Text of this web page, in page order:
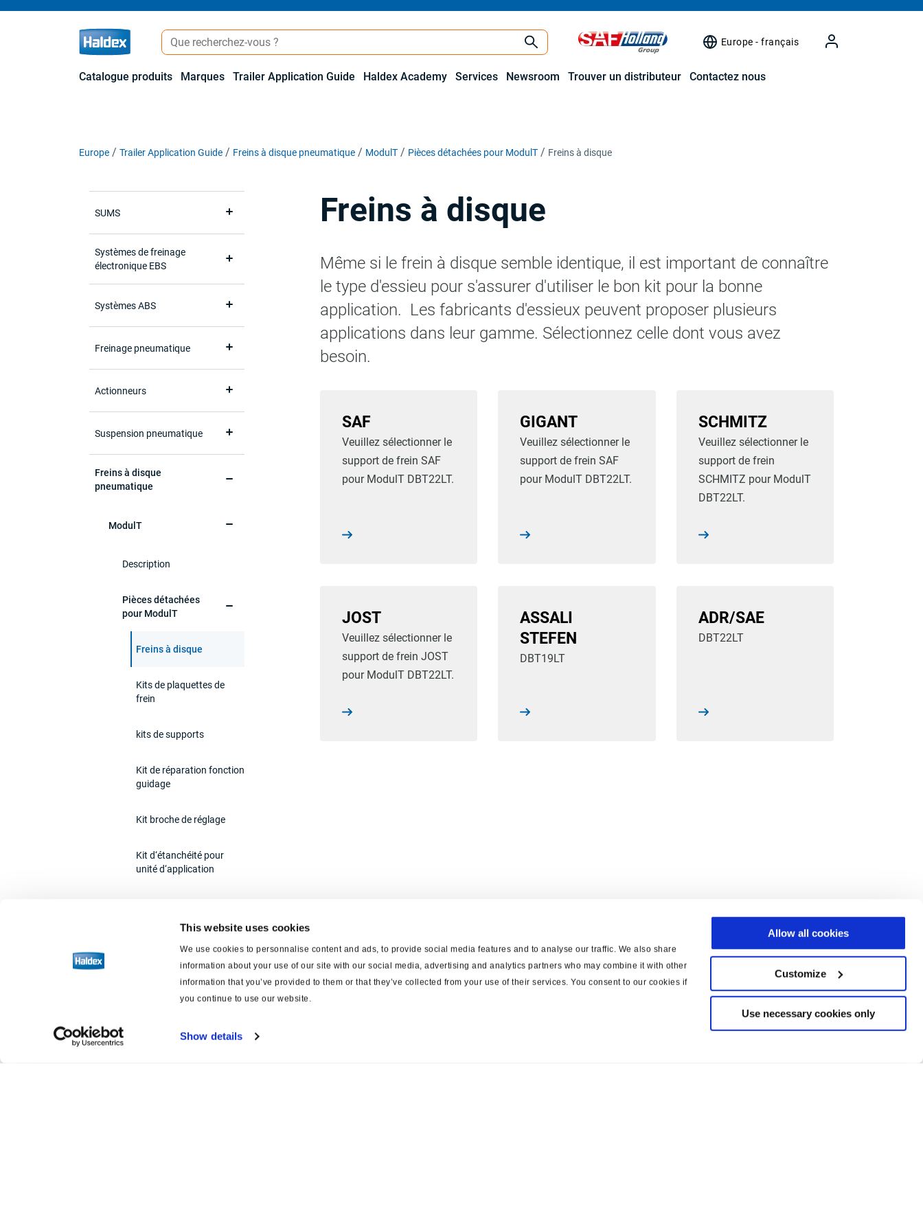
This website uses cookies
We use cookies to personnalise content and ads, to provide social media features and to analyse our traffic. We also share
information about your use of our site with our social media, advertising and analytics partners who may combine it with other
information that you’ve provided to them or that they’ve collected from your use of their services. You consent to our cookies if
you continue to use our website.
Show details
Allow all cookies
Customize
Use necessary cookies only
Europe - français
Catalogue produits Marques Trailer Application Guide Haldex Academy Services Newsroom Trouver un distributeur Contactez nous
Europe Trailer Application Guide Freins à disque pneumatique ModulT Pièces détachées pour ModulT Freins à disque
SUMS
Systèmes de freinage
électronique EBS
Systèmes ABS
Freinage pneumatique
Actionneurs
Suspension pneumatique
Freins à disque
pneumatique
ModulT
Description
Pièces détachées
pour ModulT
Freins à disque
Kits de plaquettes de
frein
kits de supports
Kit de réparation fonction
guidage
Kit broche de réglage
Kit d‘étanchéité pour
unité d‘application
Documentation
Freins à disque
Même si le frein à disque semble identique, il est important de connaître
le type d'essieu pour s'assurer d'utiliser le bon kit pour la bonne
application. Les fabricants d'essieux peuvent proposer plusieurs
applications dans leur gamme. Sélectionnez celle dont vous avez
besoin.
SAF
Veuillez sélectionner le
support de frein SAF
pour ModulT DBT22LT.
GIGANT
Veuillez sélectionner le
support de frein SAF
pour ModulT DBT22LT.
SCHMITZ
Veuillez sélectionner le
support de frein
SCHMITZ pour ModulT
DBT22LT.
JOST
Veuillez sélectionner le
support de frein JOST
pour ModulT DBT22LT.
ASSALI
STEFEN
DBT19LT
ADR/SAE
DBT22LT